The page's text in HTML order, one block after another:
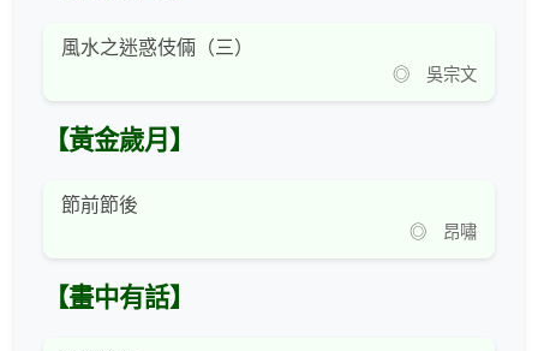
風水之迷惑伎倆（三）
◎ 吳宗文
【黃金歲月】
節前節後
◎ 昂嘯
【畫中有話】